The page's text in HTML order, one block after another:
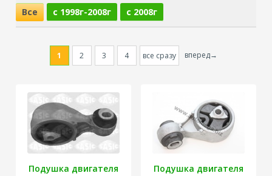
Все
с 1998г-2008г с 2008г
1 2 3 4 все сразу вперед→
Подушка двигателя
Подушка двигателя